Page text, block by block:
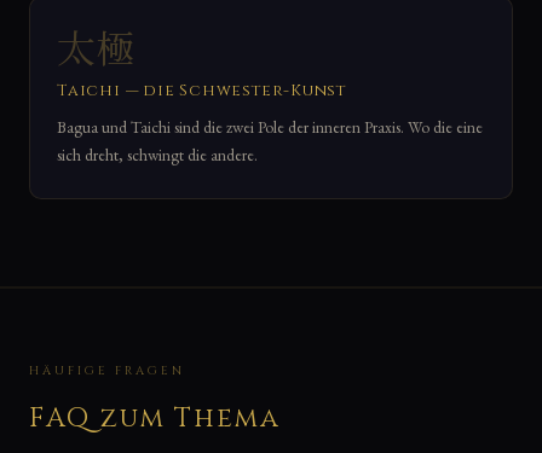
太極
Taichi — die Schwester-Kunst
Bagua und Taichi sind die zwei Pole der inneren Praxis. Wo die eine
sich dreht, schwingt die andere.
HÄUFIGE FRAGEN
FAQ zum Thema